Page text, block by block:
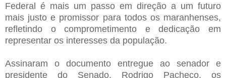
Federal é mais um passo em direção a um futuro
mais justo e promissor para todos os maranhenses,
refletindo o comprometimento e dedicação em
representar os interesses da população.
Assinaram o documento entregue ao senador e
presidente do Senado, Rodrigo Pacheco, os